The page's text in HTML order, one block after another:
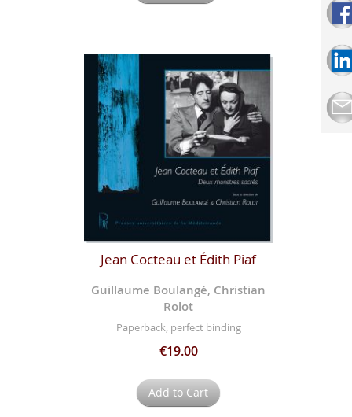
Jean Cocteau et Édith Piaf
Guillaume Boulangé, Christian
Rolot
Paperback, perfect binding
€19.00
Add to Cart